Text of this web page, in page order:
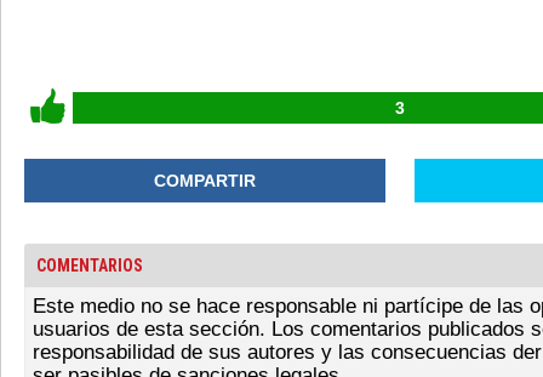
3
COMPARTIR
COMENTARIOS
Este medio no se hace responsable ni partícipe de las
usuarios de esta sección. Los comentarios publicados
responsabilidad de sus autores y las consecuencias